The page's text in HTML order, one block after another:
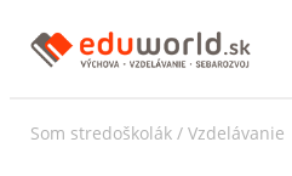
Som stredoškolák / Vzdelávanie